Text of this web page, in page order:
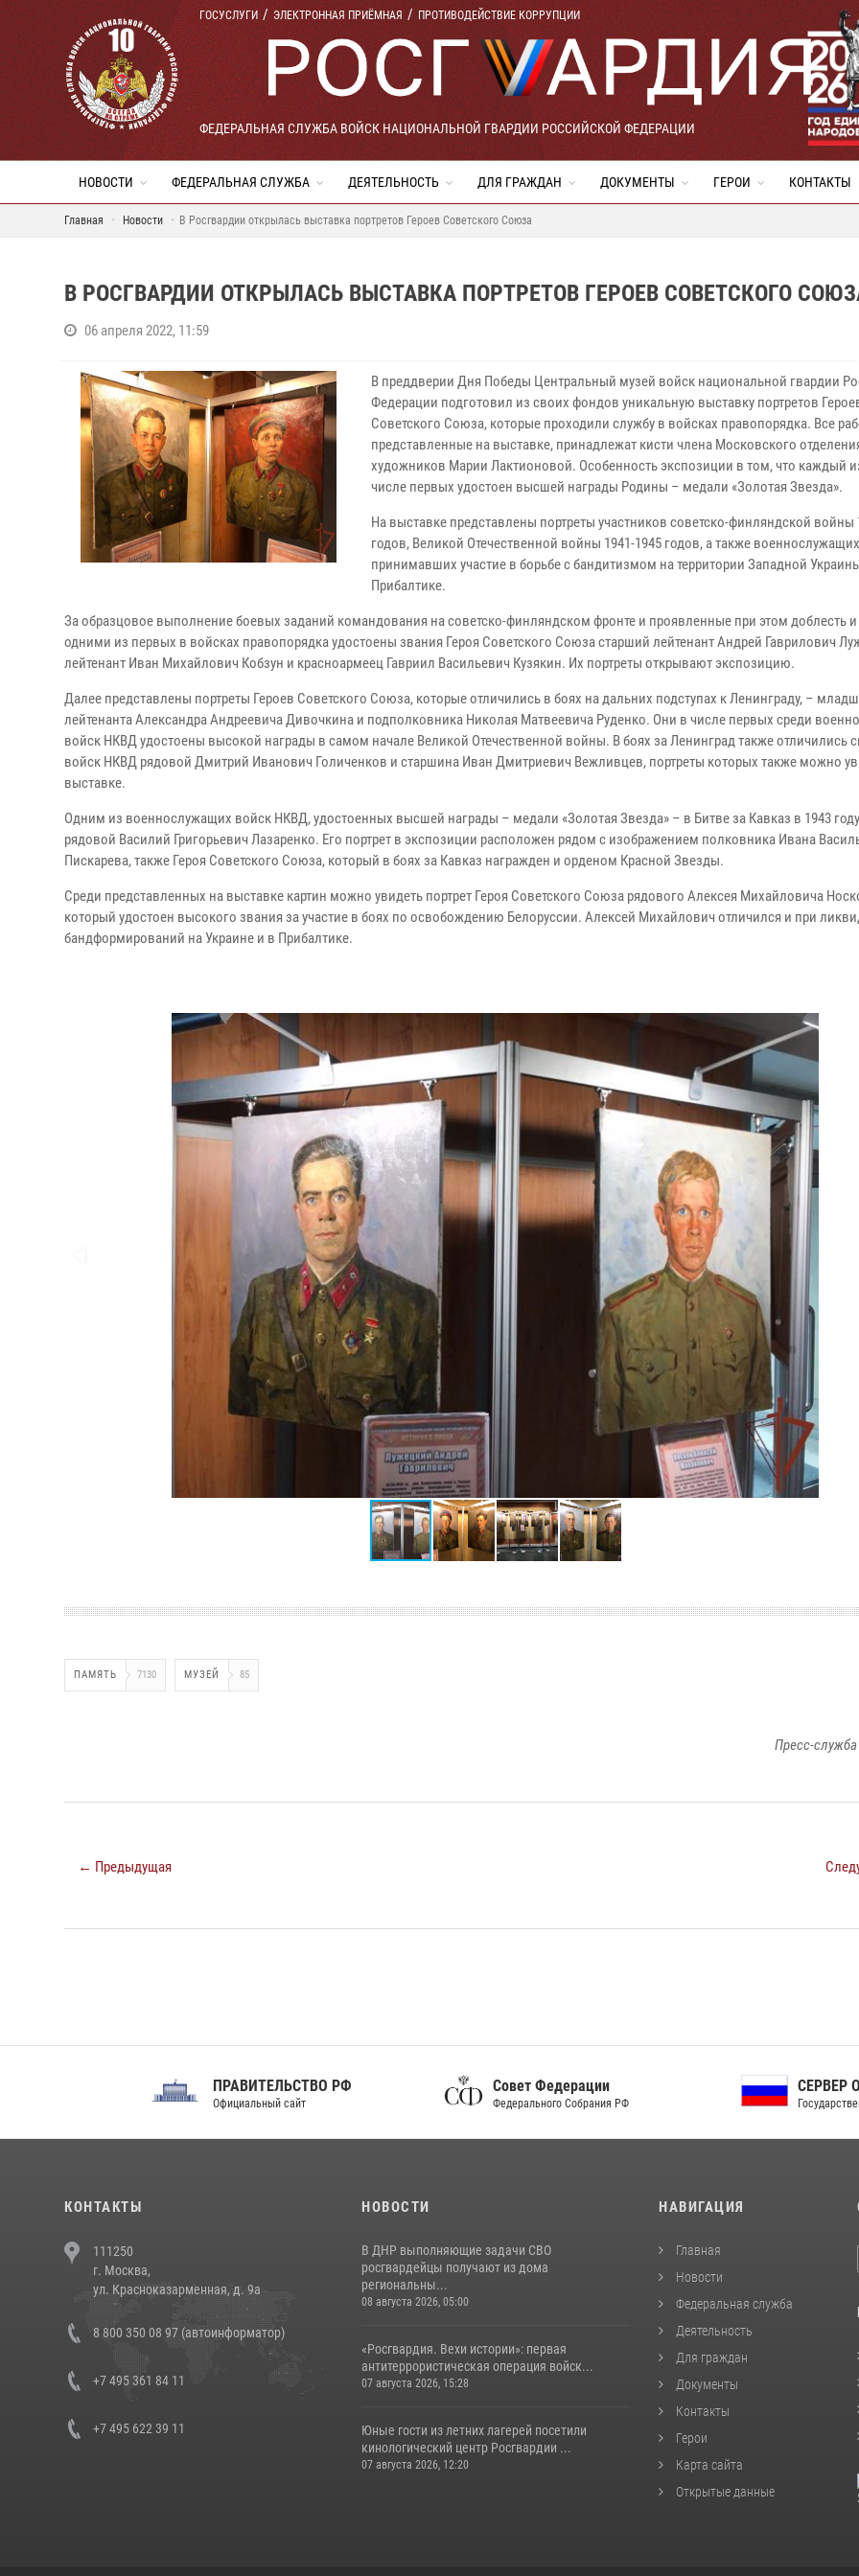
ГОСУСЛУГИ ЭЛЕКТРОННАЯ ПРИЁМНАЯ ПРОТИВОДЕЙСТВИЕ КОРРУПЦИИ
ФЕДЕРАЛЬНАЯ СЛУЖБА ВОЙСК НАЦИОНАЛЬНОЙ ГВАРДИИ РОССИЙСКОЙ ФЕДЕРАЦИИ
НОВОСТИ ФЕДЕРАЛЬНАЯ СЛУЖБА ДЕЯТЕЛЬНОСТЬ ДЛЯ ГРАЖДАН ДОКУМЕНТЫ ГЕРОИ КОНТАКТЫ
Главная Новости В Росгвардии открылась выставка портретов Героев Советского Союза
В РОСГВАРДИИ ОТКРЫЛАСЬ ВЫСТАВКА ПОРТРЕТОВ ГЕРОЕВ СОВЕТСКОГО
06 апреля 2022, 11:59
В преддверии Дня Победы Центральный музей войск национальной гвардии
Федерации подготовил из своих фондов уникальную выставку портретов
Советского Союза, которые проходили службу в войсках правопорядка. Все
представленные на выставке, принадлежат кисти члена Московского
художников Марии Лактионовой. Особенность экспозиции в том, что каждый
числе первых удостоен высшей награды Родины – медали «Золотая Звезда».
На выставке представлены портреты участников советско-финляндской войны
годов, Великой Отечественной войны 1941-1945 годов, а также
принимавших участие в борьбе с бандитизмом на территории Западной
Прибалтике.
За образцовое выполнение боевых заданий командования на советско-финляндском фронте и проявленные при этом доблесть
одними из первых в войсках правопорядка удостоены звания Героя Советского Союза старший лейтенант Андрей Гаврилович
лейтенант Иван Михайлович Кобзун и красноармеец Гавриил Васильевич Кузякин. Их портреты открывают экспозицию.
Далее представлены портреты Героев Советского Союза, которые отличились в боях на дальних подступах к Ленинграду, –
лейтенанта Александра Андреевича Дивочкина и подполковника Николая Матвеевича Руденко. Они в числе первых среди
войск НКВД удостоены высокой награды в самом начале Великой Отечественной войны. В боях за Ленинград также отличились
войск НКВД рядовой Дмитрий Иванович Голиченков и старшина Иван Дмитриевич Вежливцев, портреты которых также можно
выставке.
Одним из военнослужащих войск НКВД, удостоенных высшей награды – медали «Золотая Звезда» – в Битве за Кавказ в 1943
рядовой Василий Григорьевич Лазаренко. Его портрет в экспозиции расположен рядом с изображением полковника Ивана
Пискарева, также Героя Советского Союза, который в боях за Кавказ награжден и орденом Красной Звезды.
Среди представленных на выставке картин можно увидеть портрет Героя Советского Союза рядового Алексея Михайловича
который удостоен высокого звания за участие в боях по освобождению Белоруссии. Алексей Михайлович отличился и при
бандформирований на Украине и в Прибалтике.
ПАМЯТЬ 7130 МУЗЕЙ 85
Пресс-служба
← Предыдущая
ПРАВИТЕЛЬСТВО РФ
Официальный сайт
Совет Федерации
Федерального Собрания РФ
СЕРВЕР ОРГАНОВ
Государственной власти РФ
КОНТАКТЫ
111250
г. Москва,
ул. Красноказарменная, д. 9а
8 800 350 08 97 (автоинформатор)
+7 495 361 84 11
+7 495 622 39 11
НОВОСТИ
В ДНР выполняющие задачи СВО
росгвардейцы получают из дома
региональны...
08 августа 2026, 05:00
«Росгвардия. Вехи истории»: первая
антитеррористическая операция войск...
07 августа 2026, 15:28
Юные гости из летних лагерей посетили
кинологический центр Росгвардии ...
07 августа 2026, 12:20
НАВИГАЦИЯ
Главная
Новости
Федеральная служба
Деятельность
Для граждан
Документы
Контакты
Герои
Карта сайта
Открытые данные